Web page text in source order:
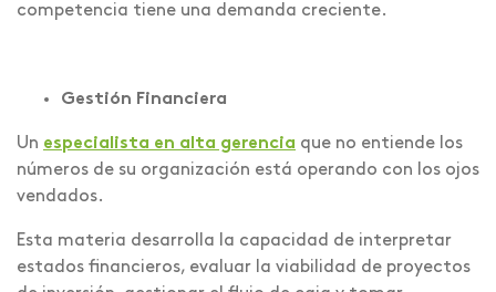
competencia tiene una demanda creciente.
Gestión Financiera
Un especialista en alta gerencia que no entiende los
números de su organización está operando con los ojos
vendados.
Esta materia desarrolla la capacidad de interpretar
estados financieros, evaluar la viabilidad de proyectos